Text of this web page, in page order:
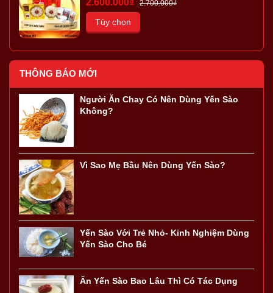
2.700.000₫
Tùy chọn
THÔNG BÁO MỚI
Người Ăn Chay Có Nên Dùng Yến Sào
Không?
Vì Sao Mẹ Bầu Nên Dùng Yến Sào?
Yến Sào Với Trẻ Nhỏ- Kinh Nghiệm Dùng
Yến Sào Cho Bé
Ăn Yến Sào Bao Lâu Thì Có Tác Dụng